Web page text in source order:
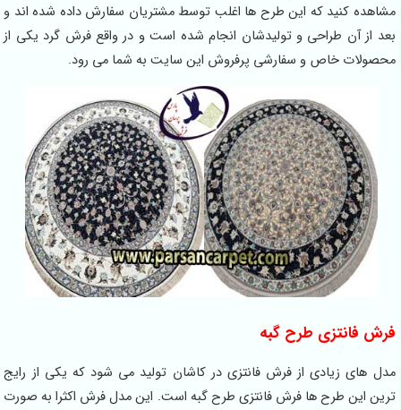
مشاهده کنید که این طرح ها اغلب توسط مشتریان سفارش داده شده اند و
بعد از آن طراحی و تولیدشان انجام شده است و در واقع فرش گرد یکی از
محصولات خاص و سفارشی پرفروش این سایت به شما می رود.
فرش فانتزی طرح گبه
مدل های زیادی از فرش فانتزی در کاشان تولید می شود که یکی از رایج
ترین این طرح ها فرش فانتزی طرح گبه است. این مدل فرش اکثرا به صورت